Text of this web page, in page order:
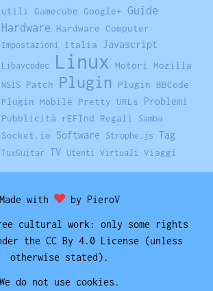
utili
Gamecube Google+ Guide
Hardware Hardware Computer
Impostazioni Italia Javascript
Libavcodec Linux Motori Mozilla
NSIS Patch Plugin
Plugin BBCode
Plugin Mobile
Pretty URLs Problemi
Pubblicità rEFInd Regali Samba
Socket.io Software Strophe.js Tag
TuxGuitar TV Utenti Virtuali Viaggi
Made with by PieroV
cultural work: only some rights
the CC By 4.0 License (unless
otherwise stated).
We do not use cookies.